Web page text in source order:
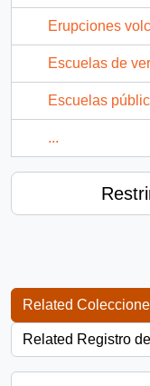
Erupciones
Escuelas de
Escuelas
...
Related
Related Registro